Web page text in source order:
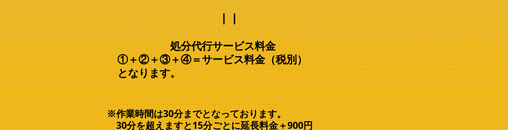
┃┃
​ 処分代行サービス料金
​ ①＋②＋③＋④＝サービス料金（税別）
となります。
※作業時間は30分までとなっております。
30分を超えますと15分ごとに延長料金＋900円